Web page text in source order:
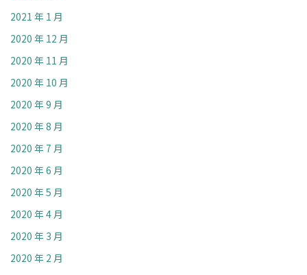
2021 年 1 月
2020 年 12 月
2020 年 11 月
2020 年 10 月
2020 年 9 月
2020 年 8 月
2020 年 7 月
2020 年 6 月
2020 年 5 月
2020 年 4 月
2020 年 3 月
2020 年 2 月